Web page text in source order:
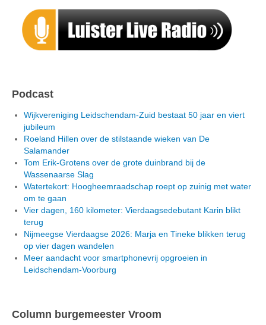
Podcast
Wijkvereniging Leidschendam-Zuid bestaat 50 jaar en viert
jubileum
Roeland Hillen over de stilstaande wieken van De
Salamander
Tom Erik-Grotens over de grote duinbrand bij de
Wassenaarse Slag
Watertekort: Hoogheemraadschap roept op zuinig met water
om te gaan
Vier dagen, 160 kilometer: Vierdaagsedebutant Karin blikt
terug
Nijmeegse Vierdaagse 2026: Marja en Tineke blikken terug
op vier dagen wandelen
Meer aandacht voor smartphonevrij opgroeien in
Leidschendam-Voorburg
Column burgemeester Vroom